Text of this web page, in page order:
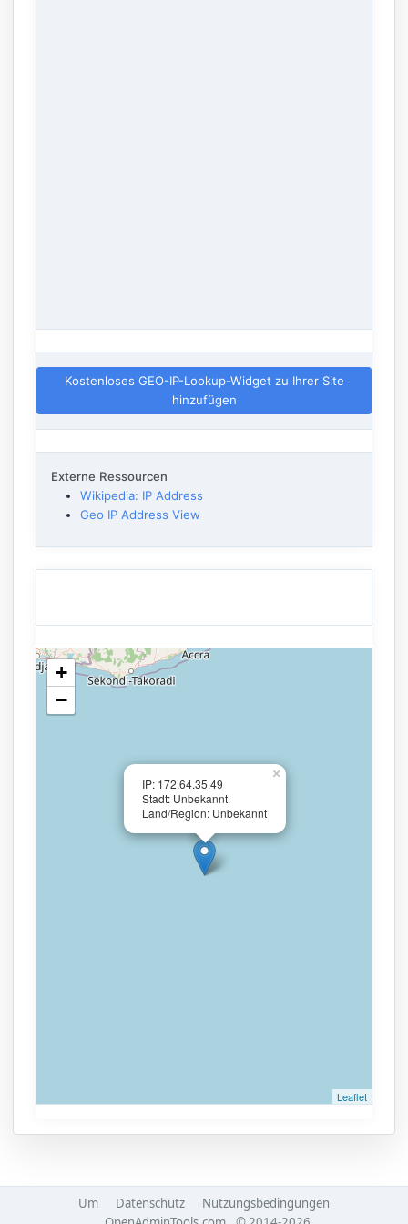
Kostenloses GEO-IP-Lookup-Widget zu Ihrer Site
hinzufügen
Externe Ressourcen
Wikipedia: IP Address
Geo IP Address View
IP: 172.64.35.49
Stadt: Unbekannt
Land/Region: Unbekannt
×
+
−
Leaflet
Um Datenschutz
Nutzungsbedingungen